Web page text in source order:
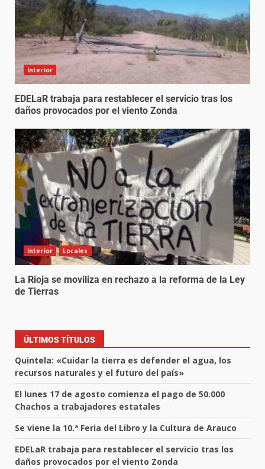
Interior
EDELaR trabaja para restablecer el servicio tras los
daños provocados por el viento Zonda
Interior Locales
La Rioja se moviliza en rechazo a la reforma de la Ley
de Tierras
ÚLTIMOS TÍTULOS
Quintela: «Cuidar la tierra es defender el agua, los
recursos naturales y el futuro del país»
El lunes 17 de agosto comienza el pago de 50.000
Chachos a trabajadores estatales
Se viene la 10.ª Feria del Libro y la Cultura de Arauco
EDELaR trabaja para restablecer el servicio tras los
daños provocados por el viento Zonda